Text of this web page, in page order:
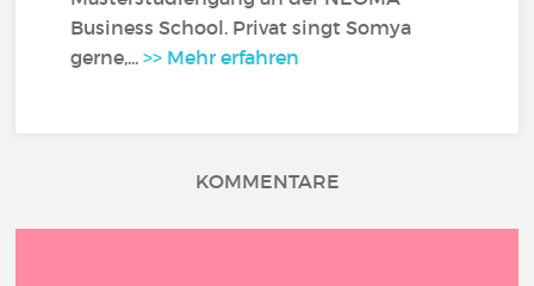
Business School. Privat singt Somya
gerne,...>> Mehr erfahren
KOMMENTARE